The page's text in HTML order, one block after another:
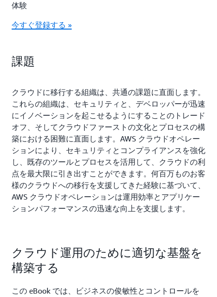
体験
今すぐ登録する »
課題
クラウドに移行する組織は、共通の課題に直面します。
これらの組織は、セキュリティと、デベロッパーが迅速
にイノベーションを起こせるようにすることのトレード
オフ、そしてクラウドファーストの文化とプロセスの構
築における困難に直面します。AWS クラウドオペレー
ションにより、セキュリティとコンプライアンスを強化
し、既存のツールとプロセスを活用して、クラウドの利
点を最大限に引き出すことができます。何百万ものお客
様のクラウドへの移行を支援してきた経験に基づいて、
AWS クラウドオペレーションは運用効率とアプリケー
ションパフォーマンスの迅速な向上を支援します。
クラウド運用のために適切な基盤を
構築する
この eBook では、ビジネスの俊敏性とコントロールを